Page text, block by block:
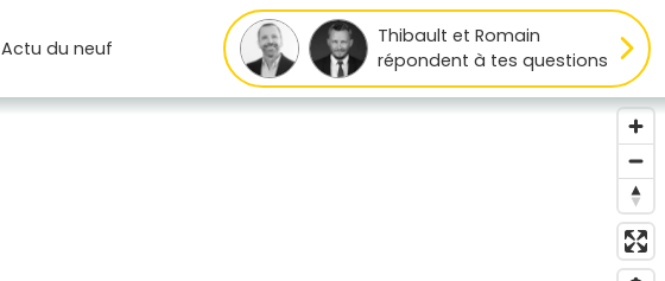
Actudu neuf
Thibault et Romain
répondent à tes questions